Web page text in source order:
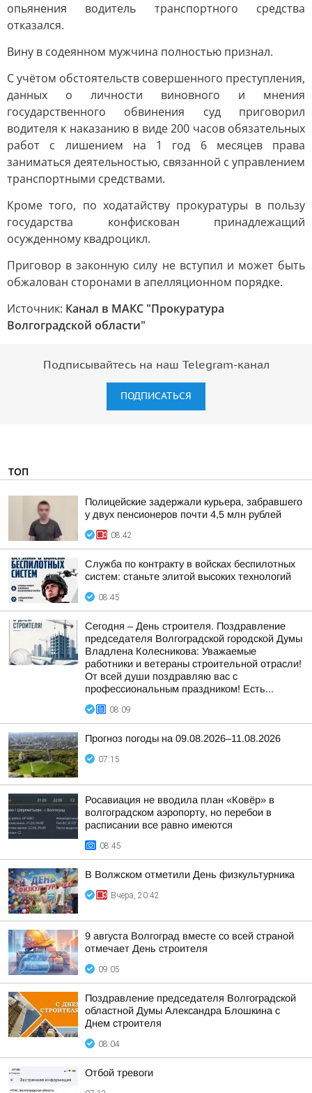
опьянения водитель транспортного средства
отказался.
Вину в содеянном мужчина полностью признал.
С учётом обстоятельств совершенного преступления,
данных о личности виновного и мнения
государственного обвинения суд приговорил
водителя к наказанию в виде 200 часов обязательных
работ с лишением на 1 год 6 месяцев права
заниматься деятельностью, связанной с управлением
транспортными средствами.
Кроме того, по ходатайству прокуратуры в пользу
государства конфискован принадлежащий
осужденному квадроцикл.
Приговор в законную силу не вступил и может быть
обжалован сторонами в апелляционном порядке.
Источник: Канал в МАКС "Прокуратура
Волгоградской области"
Подписывайтесь на наш Telegram-канал
ПОДПИСАТЬСЯ
ТОП
Полицейские задержали курьера, забравшего
у двух пенсионеров почти 4,5 млн рублей
08:42
Служба по контракту в войсках беспилотных
систем: станьте элитой высоких технологий
08:45
Сегодня – День строителя. Поздравление
председателя Волгоградской городской Думы
Владлена Колесникова: Уважаемые
работники и ветераны строительной отрасли!
От всей души поздравляю вас с
профессиональным праздником! Есть...
08:09
Прогноз погоды на 09.08.2026–11.08.2026
07:15
Росавиация не вводила план «Ковёр» в
волгоградском аэропорту, но перебои в
расписании все равно имеются
08:45
В Волжском отметили День физкультурника
Вчера, 20:42
9 августа Волгоград вместе со всей страной
отмечает День строителя
09:05
Поздравление председателя Волгоградской
областной Думы Александра Блошкина с
Днем строителя
08:04
Отбой тревоги